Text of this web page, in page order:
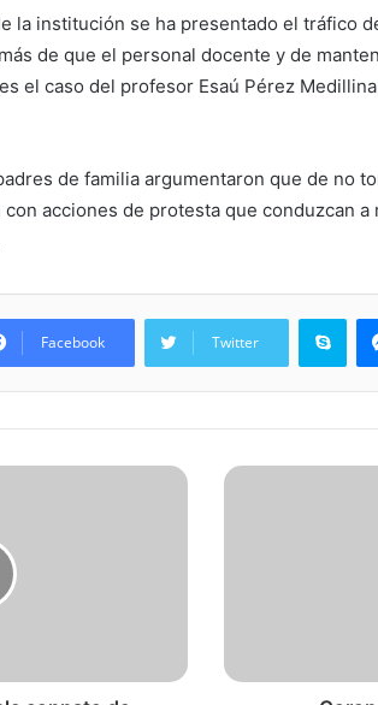
la institución se ha presentado el tráfico
de que el personal docente y de
el caso del profesor Esaú Pérez
de familia argumentaron que de no
acciones de protesta que conduzcan a
Facebook Twitter